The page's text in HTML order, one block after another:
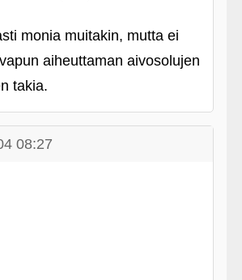
monia muitakin, mutta ei
aiheuttaman aivosolujen
takia.
08:27